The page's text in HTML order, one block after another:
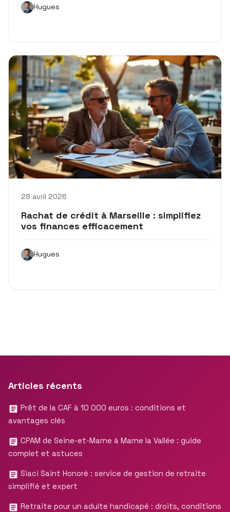
Hugues
28 avril 2026
Rachat de crédit à Marseille : simplifiez
vos finances efficacement
Hugues
Articles récents
Prêt de la CAF à 10 000 euros : conditions et
avantages clés
CPAM de Seine-et-Marne à Marne la Vallée : guide
complet et astuces
Siaci Saint Honoré : service de gestion de retraite
simplifié et expert
Retraite pour un adulte handicapé : droits, conditions